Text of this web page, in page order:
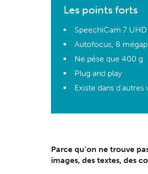
Les points forts
SpeechiCam 7
Autofocus, 8
Ne pèse que 400 g
Plug and play
Existe dans
Parce qu’on ne trouve
images, des textes, des